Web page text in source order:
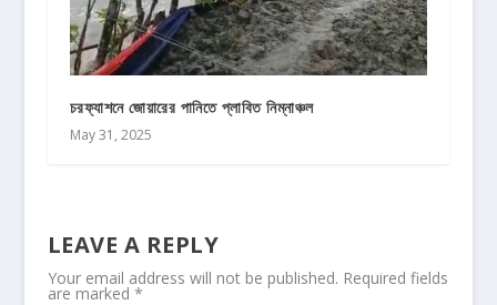
চরফ্যাশনে জোয়ারের পানিতে প্লাবিত নিম্নাঞ্চল
May 31, 2025
LEAVE A REPLY
Your email address will not be published. Required fields
are marked *